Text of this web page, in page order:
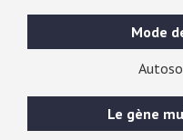
Mode
Le gène